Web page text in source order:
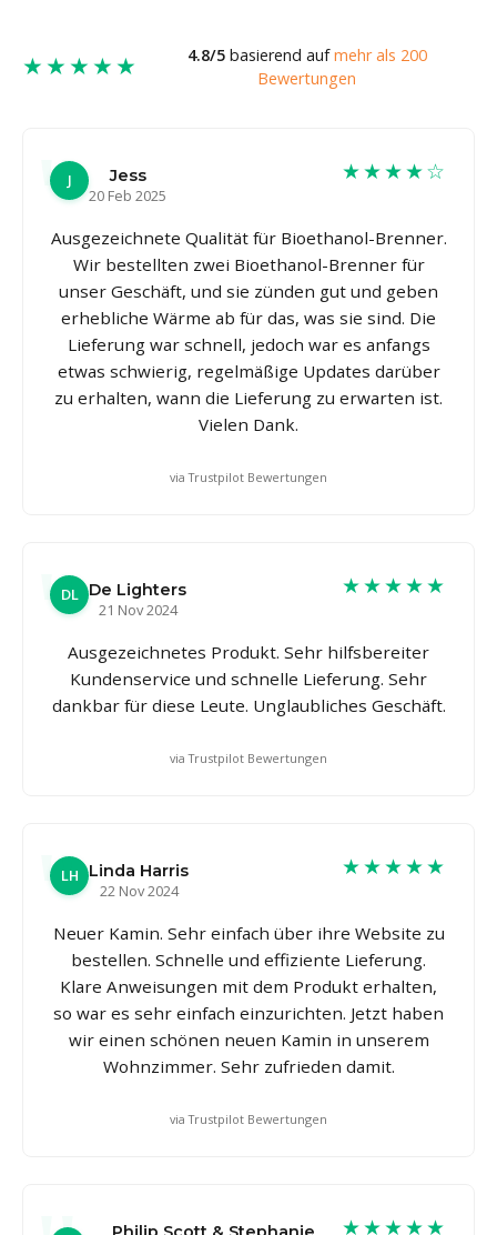
★★★★★ 4.8/5basierend aufmehr als 200
Bewertungen
J
Jess
20 Feb 2025
★★★★☆
Ausgezeichnete Qualität für Bioethanol-Brenner.
Wir bestellten zwei Bioethanol-Brenner für
unser Geschäft, und sie zünden gut und geben
erhebliche Wärme ab für das, was sie sind. Die
Lieferung war schnell, jedoch war es anfangs
etwas schwierig, regelmäßige Updates darüber
zu erhalten, wann die Lieferung zu erwarten ist.
Vielen Dank.
via Trustpilot Bewertungen
DL De Lighters
21 Nov 2024
★★★★★
Ausgezeichnetes Produkt. Sehr hilfsbereiter
Kundenservice und schnelle Lieferung. Sehr
dankbar für diese Leute. Unglaubliches Geschäft.
via Trustpilot Bewertungen
LH
Linda Harris
22 Nov 2024
★★★★★
Neuer Kamin. Sehr einfach über ihre Website zu
bestellen. Schnelle und effiziente Lieferung.
Klare Anweisungen mit dem Produkt erhalten,
so war es sehr einfach einzurichten. Jetzt haben
wir einen schönen neuen Kamin in unserem
Wohnzimmer. Sehr zufrieden damit.
via Trustpilot Bewertungen
★★★★★